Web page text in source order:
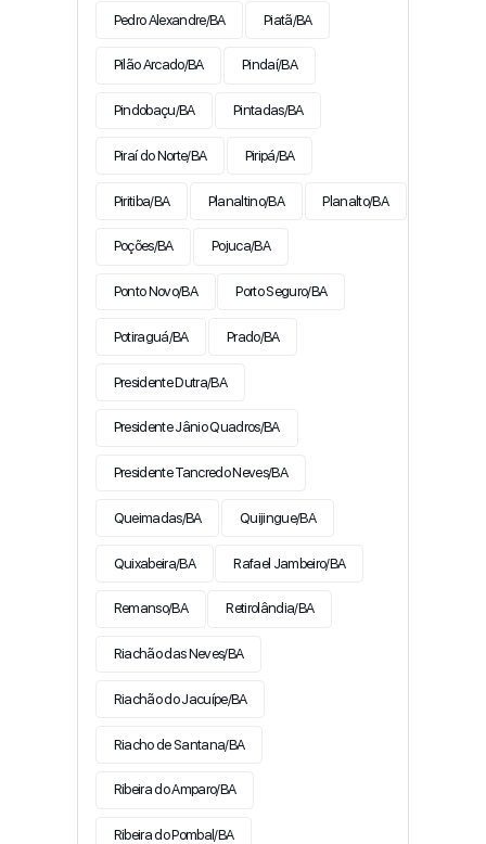
Pedro Alexandre/BA Piatã/BA
Pilão Arcado/BA Pindaí/BA
Pindobaçu/BA Pintadas/BA
Piraí do Norte/BA Piripá/BA
Piritiba/BA Planaltino/BA Planalto/BA
Poções/BA Pojuca/BA
Ponto Novo/BA Porto Seguro/BA
Potiraguá/BA Prado/BA
Presidente Dutra/BA
Presidente Jânio Quadros/BA
Presidente Tancredo Neves/BA
Queimadas/BA Quijingue/BA
Quixabeira/BA Rafael Jambeiro/BA
Remanso/BA Retirolândia/BA
Riachão das Neves/BA
Riachão do Jacuípe/BA
Riacho de Santana/BA
Ribeira do Amparo/BA
Ribeira do Pombal/BA